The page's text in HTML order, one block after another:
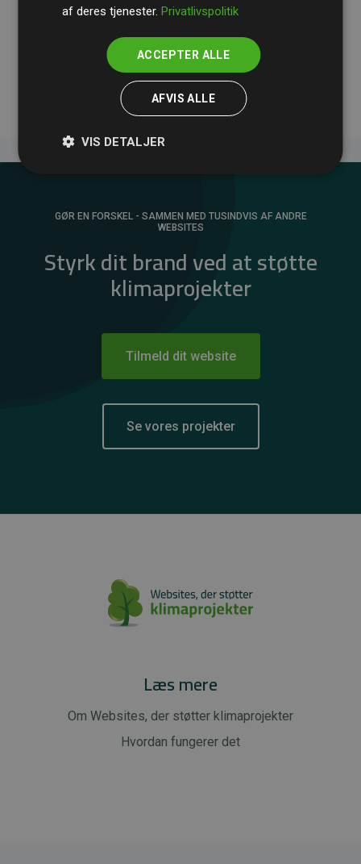
Deres revision dokumenterer, at vores investeringer i
medlemmernes websites estimerede CO₂-
GØR EN FORSKEL - SAMMEN MED TUSINDVIS AF ANDRE
WEBSITES
Styrk dit brand ved at støtte
klimaprojekter
Tilmeld dit website
Se vores projekter
Læs mere
Om Websites, der støtter klimaprojekter
Hvordan fungerer det
af deres tjenester.Privatlivspolitik
ACCEPTER ALLE
AFVIS ALLE
VIS DETALJER